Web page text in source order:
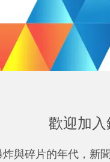
歡迎加
與碎片的年代，新